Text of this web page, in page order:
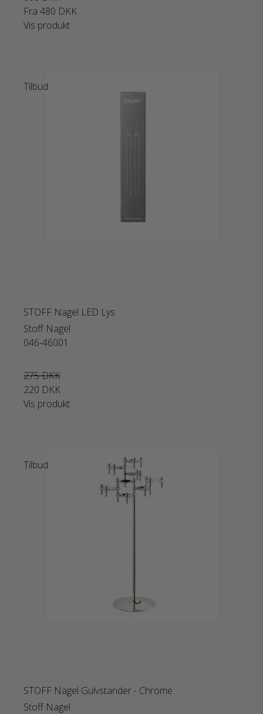
Fra 480 DKK
Vis produkt
Tilbud
STOFF Nagel LED Lys
Stoff Nagel
046-46001
275 DKK
220 DKK
Vis produkt
Tilbud
STOFF Nagel Gulvstander - Chrome
Stoff Nagel